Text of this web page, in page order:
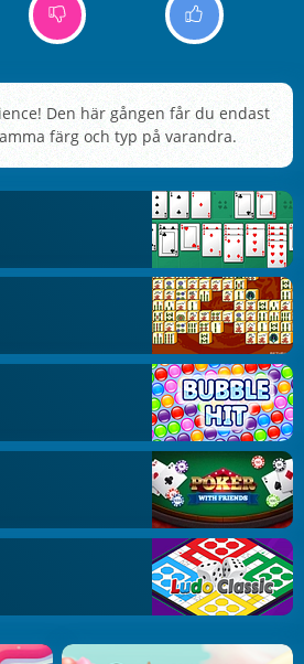
Den här gången får du endast
färg och typ på varandra.